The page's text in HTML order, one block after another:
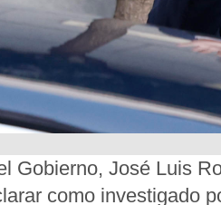
Gobierno, José Luis
como investigado